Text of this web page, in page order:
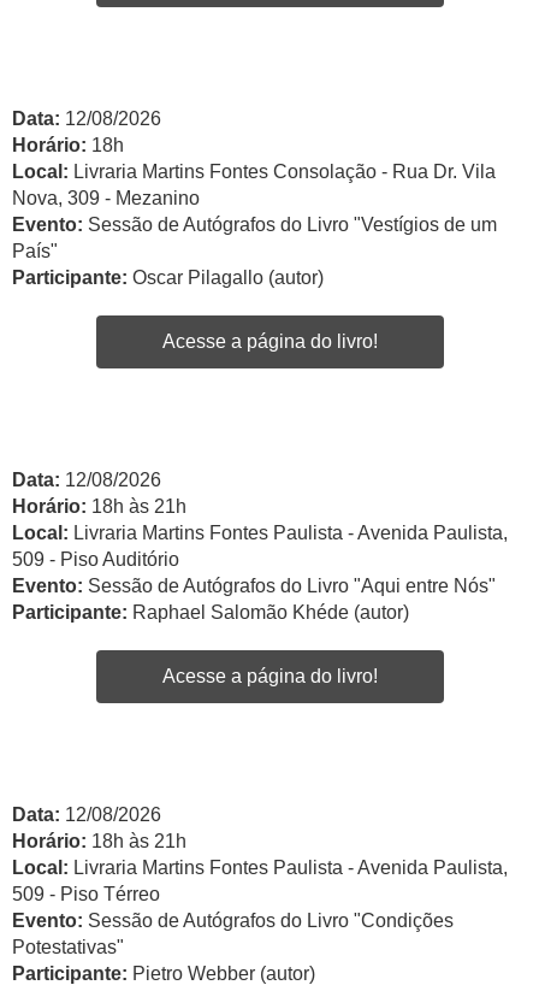
Data: 12/08/2026
Horário: 18h
Local: Livraria Martins Fontes Consolação - Rua Dr. Vila
Nova, 309 - Mezanino
Evento: Sessão de Autógrafos do Livro "Vestígios de um
País"
Participante: Oscar Pilagallo (autor)
Acesse a página do livro!
Data: 12/08/2026
Horário: 18h às 21h
Local: Livraria Martins Fontes Paulista - Avenida Paulista,
509 - Piso Auditório
Evento: Sessão de Autógrafos do Livro "Aqui entre Nós"
Participante: Raphael Salomão Khéde (autor)
Acesse a página do livro!
Data: 12/08/2026
Horário: 18h às 21h
Local: Livraria Martins Fontes Paulista - Avenida Paulista,
509 - Piso Térreo
Evento: Sessão de Autógrafos do Livro "Condições
Potestativas"
Participante: Pietro Webber (autor)